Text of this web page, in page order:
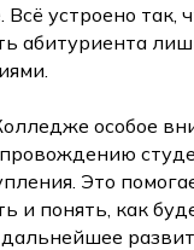
Всё устроено так,
абитуриента
особое
Это
и понять, как